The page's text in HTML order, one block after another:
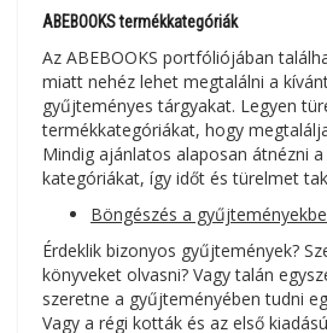
ABEBOOKS termékkategóriák
Az ABEBOOKS portfóliójában
miatt nehéz lehet megtalálni a
gyűjteményes tárgyakat. Legyen
termékkategóriákat, hogy
Mindig ajánlatos alaposan átnézni
kategóriákat, így időt és türelmet
Böngészés a
Érdeklik bizonyos gyűjtemények?
könyveket olvasni? Vagy talán
szeretne a gyűjteményében tudni
Vagy a régi kották és az első